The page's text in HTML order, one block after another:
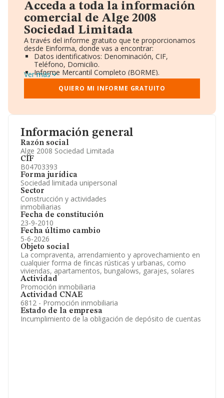
Información general
Razón social
Alge 2008 Sociedad Limitada
CIF
B04703393
Forma jurídica
Sociedad limitada unipersonal
Sector
Construcción y actividades
inmobiliarias
Fecha de constitución
23-9-2010
Fecha último cambio
5-6-2026
Objeto social
La compraventa, arrendamiento y aprovechamiento en
cualquier forma de fincas rústicas y urbanas, como
viviendas, apartamentos, bungalows, garajes, solares
Actividad
Promoción inmobiliaria
Actividad CNAE
6812 - Promoción inmobiliaria
Estado de la empresa
Incumplimiento de la obligación de depósito de cuentas
Acceda a toda la información
comercial de Alge 2008
Sociedad Limitada
A través del informe gratuito que te proporcionamos
desde Einforma, donde vas a encontrar:
Datos identificativos: Denominación, CIF,
Teléfono, Domicilio.
Informe Mercantil Completo (BORME).
Gráficos de Evolución Ventas y Empleados.
Consejo de Administración y Administradores.
Directivos y Ejecutivos.
Información oficial y registral complementaria.
Ver más
QUIERO MI INFORME GRATUITO